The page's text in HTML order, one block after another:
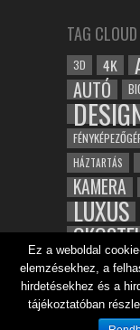
TAG CLOUD
3D 4K
AUTÓ
HÁZTARTÁS
KAMERA
LUXUS
ROBOT
TESZT
ÉPÍTÉSZET
Ez a weboldal
elemzésekhez, a
hirdetésekhez és a
tájékoztatóban